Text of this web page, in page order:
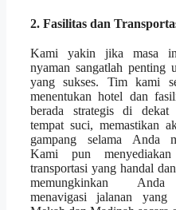
2. Fasilitas dan
Kami yakin jika masa
nyaman sangatlah penting
yang sukses. Tim kami
menentukan hotel dan
berada strategis di dekat
tempat suci, memastikan
gampang selama Anda
Kami pun menyediakan
transportasi yang handal
memungkinkan
menavigasi jalanan